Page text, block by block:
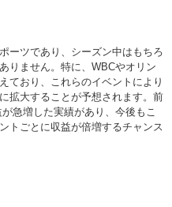
ーツであり、シーズン中はもちろ
りません。特に、WBCやオリン
ており、これらのイベントにより
拡大することが予想されます。前
急増した実績があり、今後もこ
トごとに収益が倍増するチャンス